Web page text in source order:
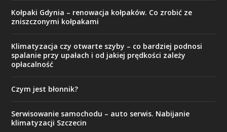
Kołpaki Gdynia – renowacja kołpaków. Co zrobić ze
zniszczonymi kołpakami
Klimatyzacja czy otwarte szyby – co bardziej podnosi
spalanie przy upałach i od jakiej prędkości zależy
opłacalność
Czym jest błonnik?
Serwisowanie samochodu – auto serwis. Nabijanie
klimatyzacji Szczecin